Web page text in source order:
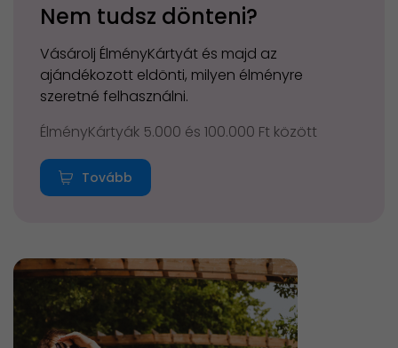
Nem tudsz dönteni?
Vásárolj ÉlményKártyát és majd az
ajándékozott eldönti, milyen élményre
szeretné felhasználni.
ÉlményKártyák 5.000 és 100.000 Ft között
Tovább